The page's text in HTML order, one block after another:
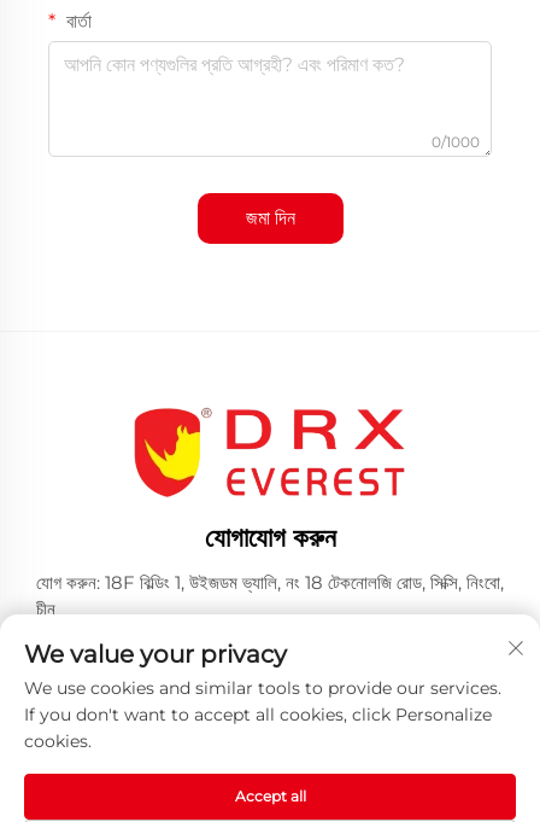
বার্তা
0/1000
জমা দিন
যোগাযোগ করুন
যোগ করুন: 18F বিল্ডিং 1, উইজডম ভ্যালি, নং 18 টেকনোলজি রোড, সিক্সি, নিংবো,
চীন
টেল: +86-574-23660321
ই-মেইল: [email protected]
We value your privacy
We use cookies and similar tools to provide our services.
If you don't want to accept all cookies, click Personalize
cookies.
Accept all